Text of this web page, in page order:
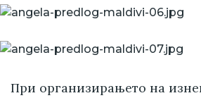
При организирањето на